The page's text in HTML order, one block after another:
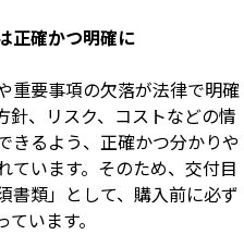
正確かつ明確に
重要事項の欠落が法律で明確
針、リスク、コストなどの情
きるよう、正確かつ分かりや
ています。そのため、交付目
書類」として、購入前に必ず
います。